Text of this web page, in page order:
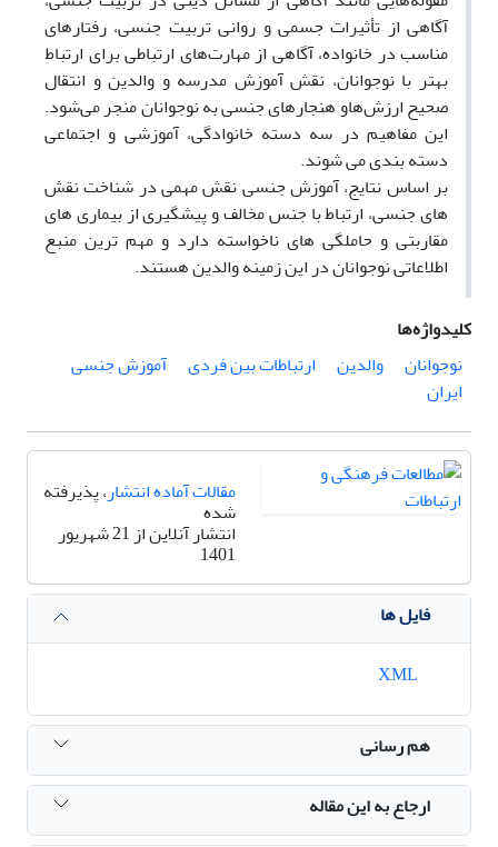
آگاهی از تأثیرات جسمی و روانی تربیت جنسی، رفتارهای
مناسب در خانواده، آگاهی از مهارت‌های ارتباطی برای ارتباط
بهتر با نوجوانان، نقش آموزش مدرسه و والدین و انتقال
صحیح ارزش‌هاو هنجارهای جنسی به نوجوانان منجر می‌شود.
این مفاهیم در سه دسته خانوادگی، آموزشی و اجتماعی
دسته بندی می شوند.
بر اساس نتایج، آموزش جنسی نقش مهمی در شناخت نقش
های جنسی، ارتباط با جنس مخالف و پیشگیری از بیماری های
مقاربتی و حاملگی های ناخواسته دارد و مهم ترین منبع
اطلاعاتی نوجوانان در این زمینه والدین هستند.
کلیدواژه‌ها
نوجوانان
والدین ارتباطات بین فردی
آموزش جنسی
ایران
مقالات آماده انتشار، پذیرفته
شده
انتشار آنلاین از 21 شهریور
1401
فایل ها
هم رسانی
ارجاع به این مقاله